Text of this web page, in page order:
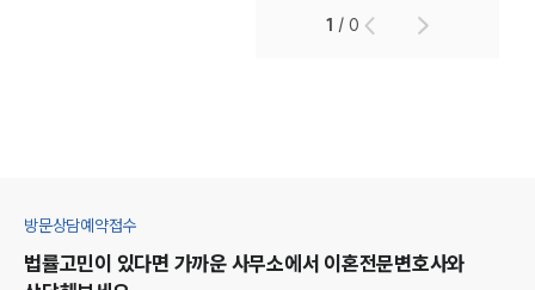
1 /0
방문상담예약접수
법률고민이 있다면 가까운 사무소에서 이혼전문변호사와